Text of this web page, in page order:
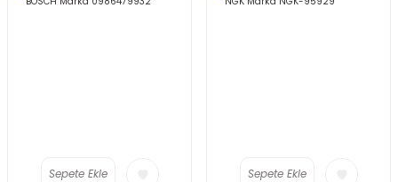
Sepete Ekle Sepete Ekle